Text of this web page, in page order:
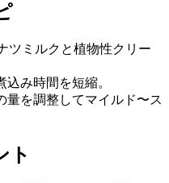
ツミルクと植物性クリー
み時間を短縮。
量を調整してマイルド〜ス
ト